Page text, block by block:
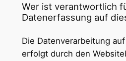
Wer ist verantwortlich
Datenerfassung auf
Die Datenverarbeitung
erfolgt durch den